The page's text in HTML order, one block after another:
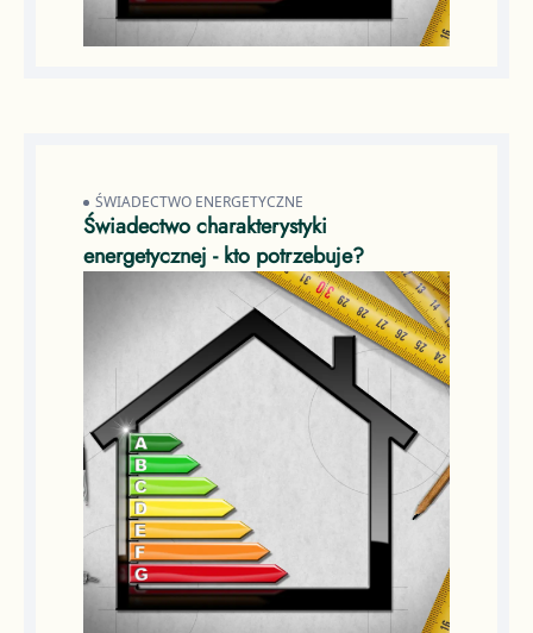
ŚWIADECTWO ENERGETYCZNE
Świadectwo charakterystyki
energetycznej - kto potrzebuje?